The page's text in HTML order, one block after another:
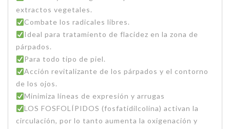
extractos vegetales.
Combate los radicales libres.
Ideal para tratamiento de flacidez en la zona de
párpados.
Para todo tipo de piel.
Acción revitalizante de los párpados y el contorno
de los ojos.
Minimiza líneas de expresión y arrugas
LOS FOSFOLÍPIDOS (fosfatidilcolina) activan la
circulación, por lo tanto aumenta la oxigenación y